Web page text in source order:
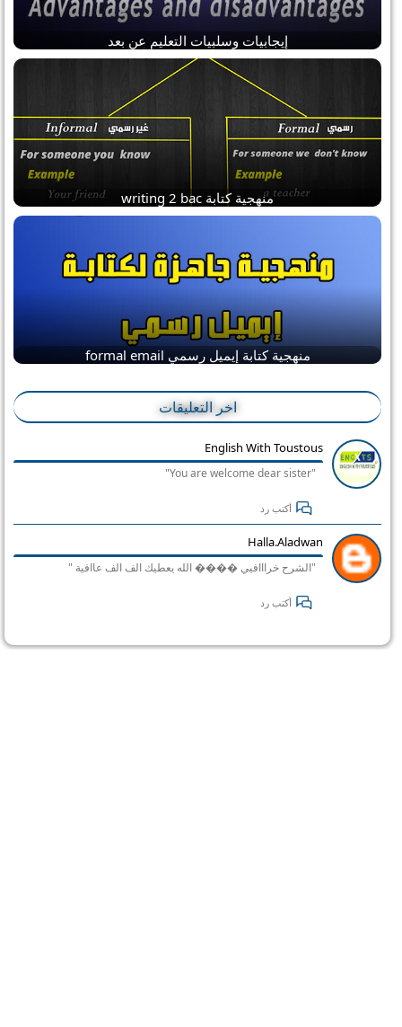
إيجابيات وسلبيات التعليم عن بعد
منهجية كتابة writing 2 bac
منهجية كتابة إيميل رسمي formal email
اخر التعليقات
English With Toustous
"You are welcome dear sister"
أكتب رد
Halla.aladwan
"الشرح خرااافيي ���� الله يعطيك الف الف عاافية "
أكتب رد